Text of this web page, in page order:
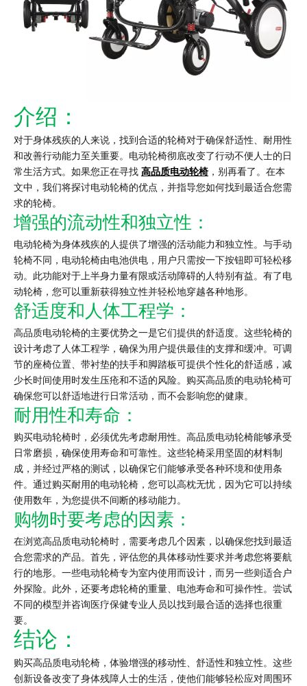
介绍：
对于身体残疾的人来说，找到合适的轮椅对于确保舒适性、耐用性
和改善行动能力至关重要。电动轮椅彻底改变了行动不便人士的日
常生活方式。如果您正在寻找 高品质电动轮椅 ，别再看了。在本
文中，我们将探讨电动轮椅的优点，并指导您如何找到最适合您需
求的轮椅。
增强的流动性和独立性：
电动轮椅为身体残疾的人提供了增强的活动能力和独立性。与手动
轮椅不同，电动轮椅由电池供电，用户只需按一下按钮即可轻松移
动。此功能对于上半身力量有限或活动障碍的人特别有益。有了电
动轮椅，您可以重新获得独立性并轻松地穿越各种地形。
舒适度和人体工程学：
高品质电动轮椅的主要优势之一是它们提供的舒适度。这些轮椅的
设计考虑了人体工程学，确保为用户提供最佳的支撑和缓冲。可调
节的座椅位置、带衬垫的扶手和脚踏板可提供个性化的舒适感，减
少长时间使用时发生压疮和不适的风险。购买高品质的电动轮椅可
确保您可以舒适地进行日常活动，而不会影响您的健康。
耐用性和寿命：
购买电动轮椅时，必须优先考虑耐用性。高品质电动轮椅能够承受
日常磨损，确保使用寿命和可靠性。这些轮椅采用坚固的材料制
成，并经过严格的测试，以确保它们能够承受各种环境和使用条
件。通过购买耐用的电动轮椅，您可以高枕无忧，因为它可以持续
使用数年，为您提供不间断的移动能力。
购物时要考虑的因素：
在浏览高品质电动轮椅时，需要考虑几个因素，以确保您找到最适
合您需求的产品。首先，评估您的具体移动性要求并考虑您将要航
行的地形。一些电动轮椅专为室内使用而设计，而另一些则适合户
外探险。此外，还要考虑轮椅的重量、电池寿命和可操作性。尝试
不同的模型并咨询医疗保健专业人员以找到最合适的选择也很重
要。
结论：
购买高品质电动轮椅，体验增强的移动性、舒适性和独立性。这些
创新设备改变了身体残障人士的生活，使他们能够轻松应对周围环